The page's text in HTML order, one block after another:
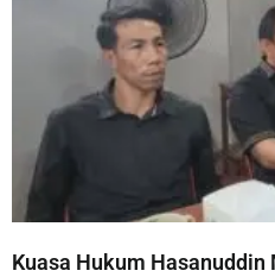
Kuasa Hukum Hasanuddin